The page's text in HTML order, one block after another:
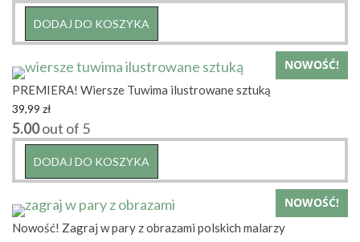
DODAJ DO KOSZYKA
NOWOŚĆ!
PREMIERA! Wiersze Tuwima ilustrowane sztuką
39,99 zł
5.00out of 5
DODAJ DO KOSZYKA
NOWOŚĆ!
Nowość! Zagraj w pary z obrazami polskich malarzy